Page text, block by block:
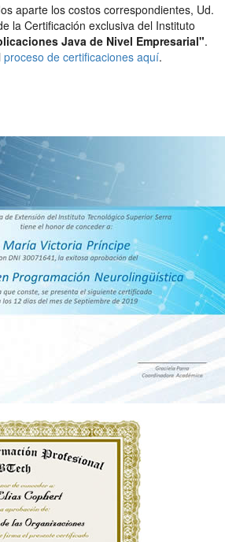
aparte los costos correspondientes, Ud.
la Certificación exclusiva del Instituto
Java de Nivel Empresarial".
proceso de certificaciones aquí.